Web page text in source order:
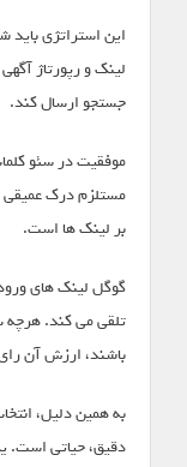
این استراتژی
لینک و رپورتاژ
جستجو ارسال کند.
موفقیت در سئو
مستلزم درک عمیقی
بر لینک ها است.
گوگل لینک های
تلقی می کند. هرچه
باشند، ارزش آن
به همین دلیل،
دقیق، حیاتی است.